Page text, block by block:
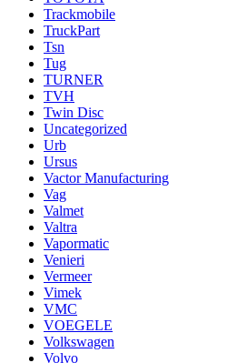
Trackmobile
TruckPart
Tsn
Tug
TURNER
TVH
Twin Disc
Uncategorized
Urb
Ursus
Vactor Manufacturing
Vag
Valmet
Valtra
Vapormatic
Venieri
Vermeer
Vimek
VMC
VOEGELE
Volkswagen
Volvo